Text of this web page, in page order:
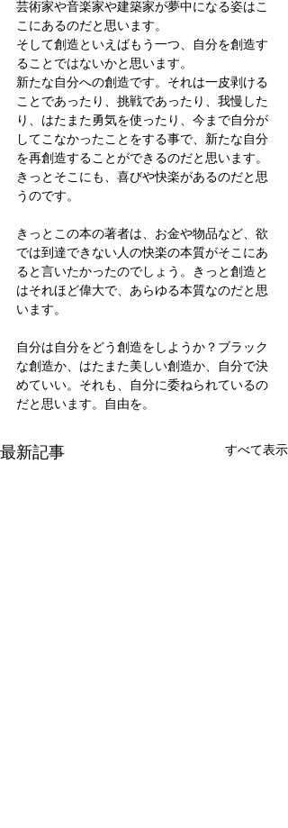
芸術家や音楽家や建築家が夢中になる姿はこ
こにあるのだと思います。
そして創造といえばもう一つ、自分を創造す
ることではないかと思います。
新たな自分への創造です。それは一皮剥ける
ことであったり、挑戦であったり、我慢した
り、はたまた勇気を使ったり、今まで自分が
してこなかったことをする事で、新たな自分
を再創造することができるのだと思います。
きっとそこにも、喜びや快楽があるのだと思
うのです。
きっとこの本の著者は、お金や物品など、欲
では到達できない人の快楽の本質がそこにあ
ると言いたかったのでしょう。きっと創造と
はそれほど偉大で、あらゆる本質なのだと思
います。
自分は自分をどう創造をしようか？ブラック
な創造か、はたまた美しい創造か、自分で決
めていい。それも、自分に委ねられているの
だと思います。自由を。
最新記事 すべて表示